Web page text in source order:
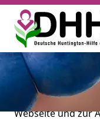
Cookie-
Diese Webseite
Tracking-Tools
Tracking-Tools,
technisch
Zwecken sowie
Webseite und zur